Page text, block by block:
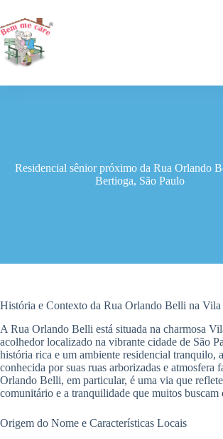
para
o
conteúdo
Residencial sênior próximo da Rua Orlando
Bertioga, São Paulo
História e Contexto da Rua Orlando Belli na Vila
A Rua Orlando Belli está situada na charmosa
acolhedor localizado na vibrante cidade de São
história rica e um ambiente residencial tranquilo,
conhecida por suas ruas arborizadas e atmosfera
Orlando Belli, em particular, é uma via que
comunitário e a tranquilidade que muitos buscam
Origem do Nome e Características Locais